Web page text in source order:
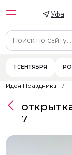
Уфа
1 СЕНТЯБРЯ
Идея Праздника
7